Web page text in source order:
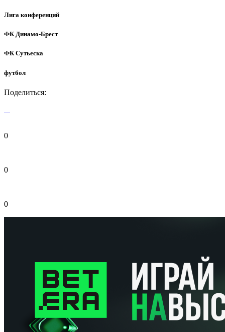
Лига конференций
ФК Динамо-Брест
ФК Сутьеска
футбол
Поделиться:
0
0
0